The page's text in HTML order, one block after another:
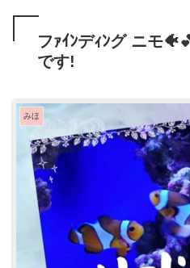
フｧｲﾝデｨﾝグ ニモ
です!
みほ